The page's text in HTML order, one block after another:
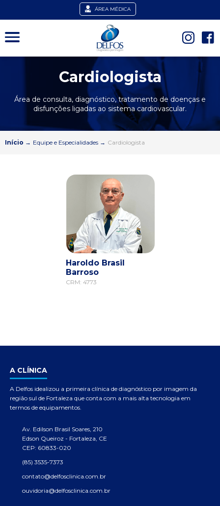
ÁREA MÉDICA
Cardiologista
Área de consulta, diagnóstico, tratamento de doenças e
disfunções ligadas ao sistema cardiovascular.
Início → Equipe e Especialidades → Cardiologista
Haroldo Brasil
Barroso
CRM: 4773
A CLÍNICA
A Delfos idealizou a primeira clínica de diagnóstico por imagem da
região sul de Fortaleza que conta com a mais alta tecnologia em
termos de equipamentos.
Av. Edilson Brasil Soares, 210
Edson Queiroz - Fortaleza, CE
CEP: 60833-020
(85) 3535-7373
contato@delfosclinica.com.br
ouvidoria@delfosclinica.com.br